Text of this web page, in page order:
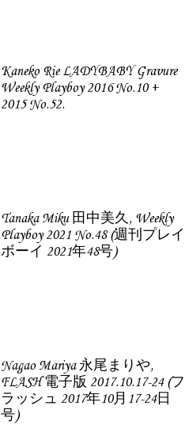
Kaneko Rie LADYBABY Gravure
Weekly Playboy 2016 No.10 +
2015 No.52.
Tanaka Miku 田中美久, Weekly
Playboy 2021 No.48 (週刊プレイ
ボーイ 2021年48号)
Nagao Mariya 永尾まりや,
FLASH 電子版 2017.10.17-24 (フ
ラッシュ 2017年10月17-24日
号)